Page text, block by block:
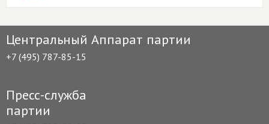
Центральный Аппарат партии
+7 (495) 787-85-15
Пресс-служба
партии